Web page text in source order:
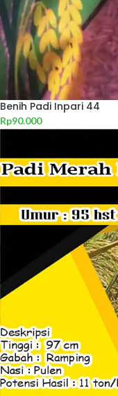
Benih Padi Inpari 44
Rp90.000